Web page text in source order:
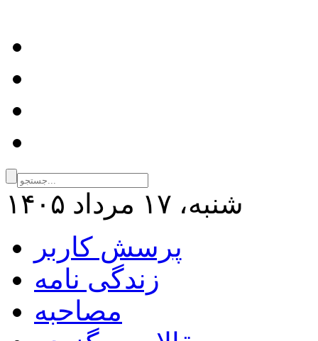
شنبه، ۱۷ مرداد ۱۴۰۵
پرسش کاربر
زندگی نامه
مصاحبه